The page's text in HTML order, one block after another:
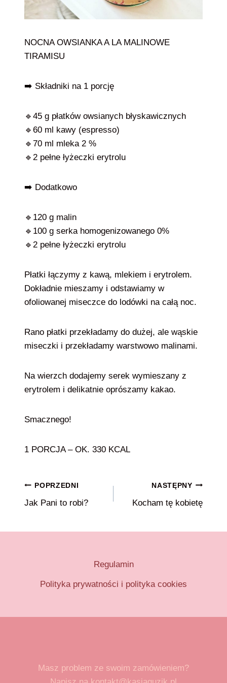
NOCNA OWSIANKA A LA MALINOWE
TIRAMISU
➡️ Składniki na 1 porcję
🔹45 g płatków owsianych błyskawicznych
🔹60 ml kawy (espresso)
🔹70 ml mleka 2 %
🔹2 pełne łyżeczki erytrolu
➡️ Dodatkowo
🔹120 g malin
🔹100 g serka homogenizowanego 0%
🔹2 pełne łyżeczki erytrolu
Płatki łączymy z kawą, mlekiem i erytrolem.
Dokładnie mieszamy i odstawiamy w
ofoliowanej miseczce do lodówki na całą noc.
Rano płatki przekładamy do dużej, ale wąskie
miseczki i przekładamy warstwowo malinami.
Na wierzch dodajemy serek wymieszany z
erytrolem i delikatnie oprószamy kakao.
Smacznego!
1 PORCJA – OK. 330 KCAL
Nawigacja
wpisu
POPRZEDNI
Jak Pani to robi?
NASTĘPNY
Kocham tę kobietę
Regulamin
Polityka prywatności i polityka cookies
Masz problem ze swoim zamówieniem?